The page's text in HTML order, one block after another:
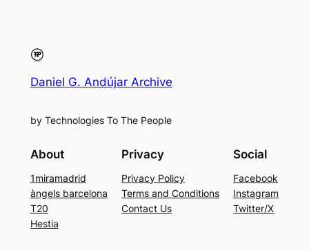
Daniel G. Andújar Archive
by Technologies To The People
About
1miramadrid
àngels barcelona
T20
Hestia
Privacy
Privacy Policy
Terms and Conditions
Contact Us
Social
Facebook
Instagram
Twitter/X